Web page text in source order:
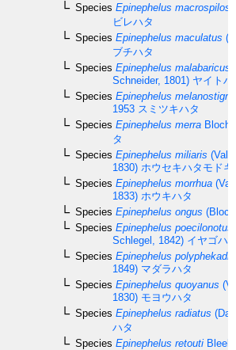
Species Epinephelus macrospilos
ビレハタ
Species Epinephelus maculatus
ブチハタ
Species Epinephelus malabaricus
Schneider, 1801) ヤイトハ
Species Epinephelus
1953 スミツキハタ
Species Epinephelus merra Bloch,
タ
Species Epinephelus miliaris
1830) ホウセキハタモドキ
Species Epinephelus morrhua
1833) ホウキハタ
Species Epinephelus ongus
Species Epinephelus poecilonotus
Schlegel, 1842) イヤゴハ
Species Epinephelus
1849) マダラハタ
Species Epinephelus quoyanus
1830) モヨウハタ
Species Epinephelus radiatus
ハタ
Species Epinephelus retouti